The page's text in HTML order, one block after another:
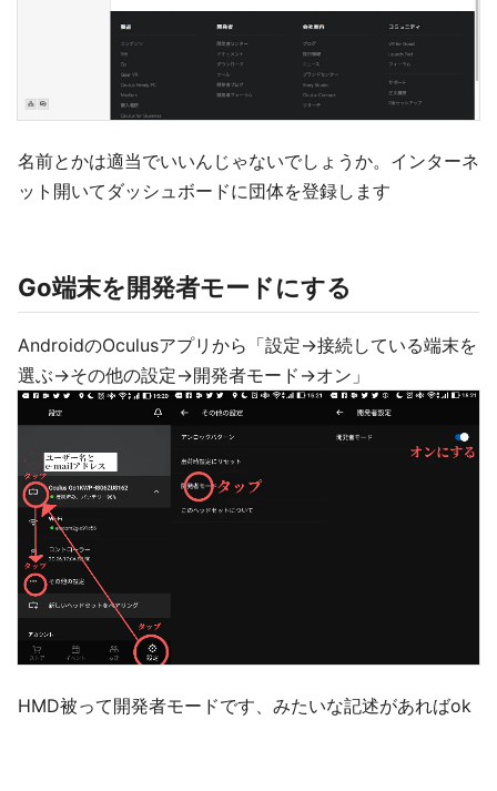
名前とかは適当でいいんじゃないでしょうか。インターネ
ット開いてダッシュボードに団体を登録します
Go端末を開発者モードにする
AndroidのOculusアプリから「設定→接続している端末を
選ぶ→その他の設定→開発者モード→オン」
HMD被って開発者モードです、みたいな記述があればok